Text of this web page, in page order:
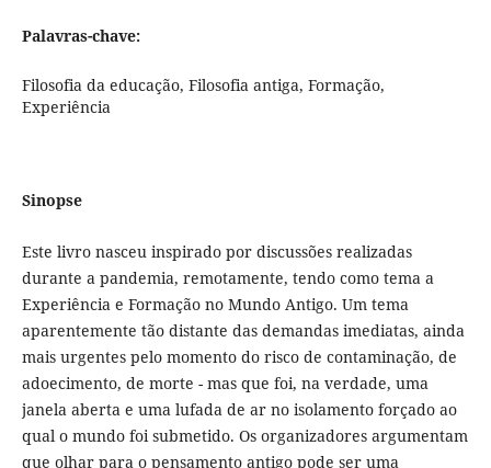
Palavras-chave:
Filosofia da educação, Filosofia antiga, Formação,
Experiência
Sinopse
Este livro nasceu inspirado por discussões realizadas
durante a pandemia, remotamente, tendo como tema a
Experiência e Formação no Mundo Antigo. Um tema
aparentemente tão distante das demandas imediatas, ainda
mais urgentes pelo momento do risco de contaminação, de
adoecimento, de morte - mas que foi, na verdade, uma
janela aberta e uma lufada de ar no isolamento forçado ao
qual o mundo foi submetido. Os organizadores argumentam
que olhar para o pensamento antigo pode ser uma